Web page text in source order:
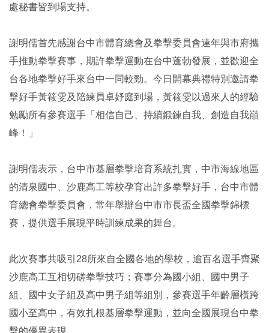
處秘書皆到場支持。
謝明儒首先感謝台中市體育總會及拳擊委員會連年與市府攜
手推動拳擊賽事，期許拳擊運動在台中蓬勃發展，並歡迎全
台各地拳擊好手來台中一同較勁。今日開幕典禮特別邀請拳
擊好手黃筱雯及陪練員卓妤庭到場，黃筱雯以過來人的經驗
勉勵所有參賽選手「相信自己、持續鍛鍊自我、創造自我巔
峰！」
謝明儒表示，台中市基層拳擊培育系統扎實，中市海線地區
的清泉國中、沙鹿高工等校孕育出許多拳擊好手，台中市體
育總會拳擊委員會，常年舉辦台中市市長盃全國拳擊錦標
賽，提供選手展現平時訓練成果的舞台。
此次賽事共吸引28所來自全國各地的學校，逾百名選手齊聚
沙鹿高工互相切磋拳擊技巧；賽事分為國小組、國中男子
組、國中女子組及高中男子組等組別，參賽選手年齡層橫跨
國小至高中，有效扎根基層拳擊運動，並向全國展現台中拳
擊的優異表現。